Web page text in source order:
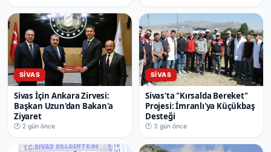
SIVAS
Sivas İçin Ankara Zirvesi:
Başkan Uzun'dan Bakan'a
Ziyaret
🕐 2 gün önce
SIVAS
Sivas'ta "Kırsalda Bereket"
Projesi: İmranlı'ya Küçükbaş
Desteği
🕐 3 gün önce